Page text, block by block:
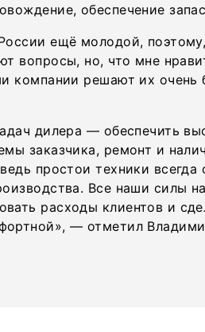
обеспечение
ещё молодой,
вопросы, но, что мне
компании решают их очень
дилера — обеспечить
заказчика, ремонт и
простои техники всегда
Все наши силы
расходы клиентов и
— отметил